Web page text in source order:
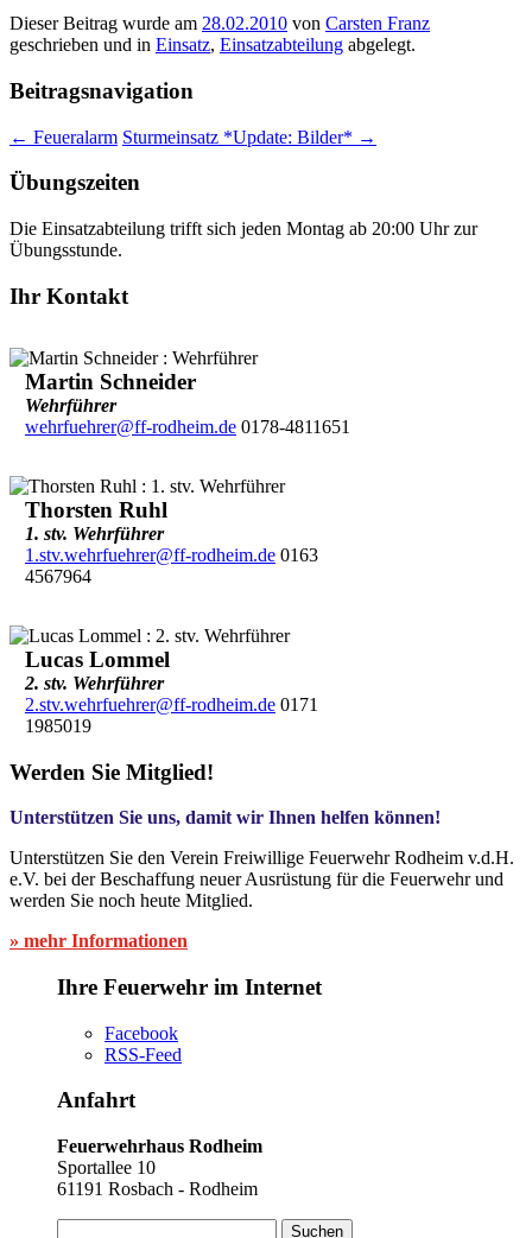
Dieser Beitrag wurde am 28.02.2010 von Carsten Franz
geschrieben und in Einsatz, Einsatzabteilung abgelegt.
Beitragsnavigation
← Feueralarm Sturmeinsatz *Update: Bilder* →
Übungszeiten
Die Einsatzabteilung trifft sich jeden Montag ab 20:00 Uhr zur
Übungsstunde.
Ihr Kontakt
Martin Schneider
Wehrführer
wehrfuehrer@ff-rodheim.de0178-4811651
Thorsten Ruhl
1. stv. Wehrführer
1.stv.wehrfuehrer@ff-rodheim.de0163
4567964
Lucas Lommel
2. stv. Wehrführer
2.stv.wehrfuehrer@ff-rodheim.de0171
1985019
Werden Sie Mitglied!
Unterstützen Sie uns, damit wir Ihnen helfen können!
Unterstützen Sie den Verein Freiwillige Feuerwehr Rodheim v.d.H.
e.V. bei der Beschaffung neuer Ausrüstung für die Feuerwehr und
werden Sie noch heute Mitglied.
» mehr Informationen
Ihre Feuerwehr im Internet
Facebook
RSS-Feed
Anfahrt
Feuerwehrhaus Rodheim
Sportallee 10
61191 Rosbach - Rodheim